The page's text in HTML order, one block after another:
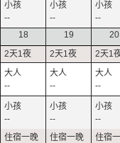
-- -- --
18
--
--
19
--
--
20
--
--